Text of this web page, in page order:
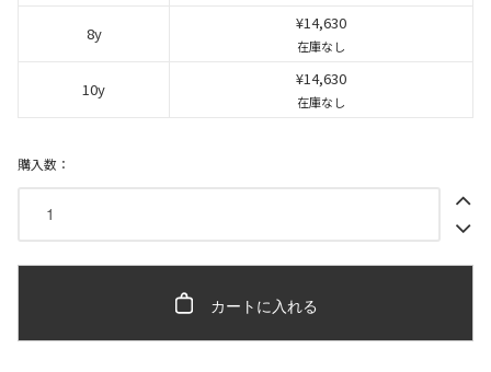
8y
¥14,630
在庫なし
10y
¥14,630
在庫なし
購入数：
カートに入れる